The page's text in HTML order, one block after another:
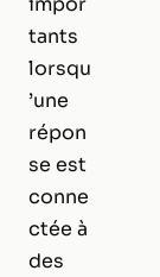
tants
lorsqu
’une
répon
se est
conne
ctée à
des